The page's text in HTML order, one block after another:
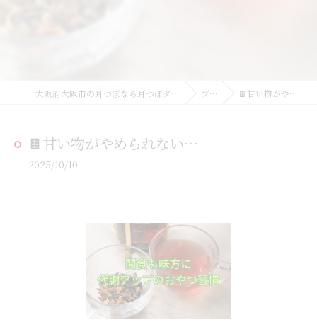
大阪府大阪市の耳つぼなら耳つぼダイエットサロンふーみん ブログ 🍫甘い物がやめられない…
🍫甘い物がやめられない…
2025/10/10